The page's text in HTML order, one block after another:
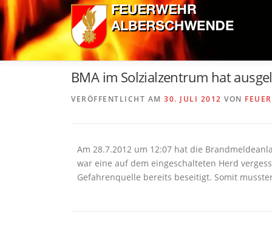
Zum
Inhalt
springen
BMA im Solzialzentrum hat
VERÖFFENTLICHT AM 30. JULI 2012 VON
Am 28.7.2012 um 12:07 hat die
war eine auf dem eingeschalteten Herd
Gefahrenquelle bereits beseitigt. Somit